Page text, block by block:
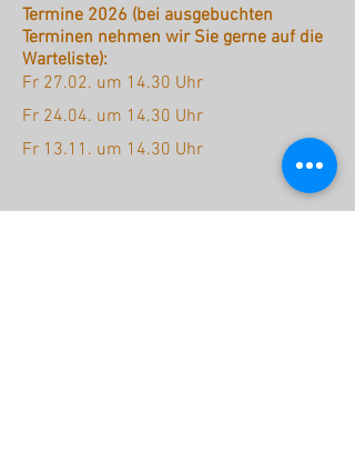
Termine 2026 (bei ausgebuchten
Terminen nehmen wir Sie gerne auf die
Warteliste):
Fr 27.02. um 14.30 Uhr
Fr 24.04. um 14.30 Uhr
Fr 13.11. um 14.30 Uhr